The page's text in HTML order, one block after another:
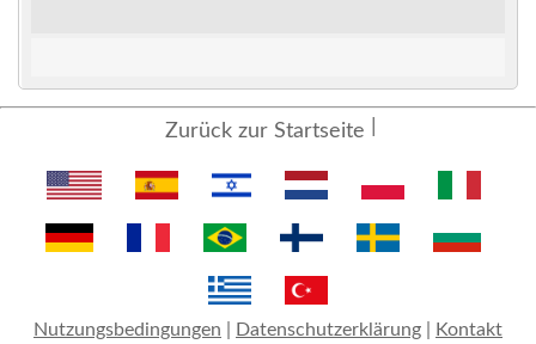
Zurück zur Startseite
Nutzungsbedingungen Datenschutzerklärung Kontakt